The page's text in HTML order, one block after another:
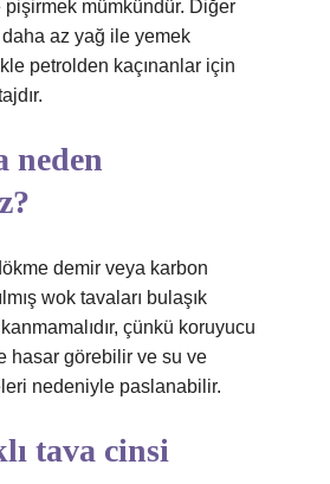
mümkündür. Diğer
az yağ ile yemek
petrolden kaçınanlar için
neden
demir veya karbon
wok tavaları bulaşık
çünkü koruyucu
hasar görebilir ve su ve
nedeniyle paslanabilir.
tava cinsi